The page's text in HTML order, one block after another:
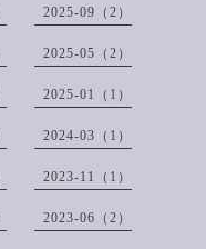
2025-09（2）
2025-05（2）
2025-01（1）
2024-03（1）
2023-11（1）
2023-06（2）